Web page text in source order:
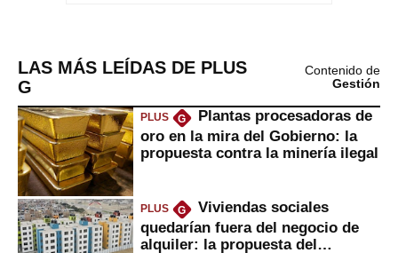
LAS MÁS LEÍDAS DE PLUS
G
Contenido de
Gestión
PLUS G
Plantas procesadoras de
oro en la mira del Gobierno: la
propuesta contra la minería ilegal
PLUS G
Viviendas sociales
quedarían fuera del negocio de
alquiler: la propuesta del